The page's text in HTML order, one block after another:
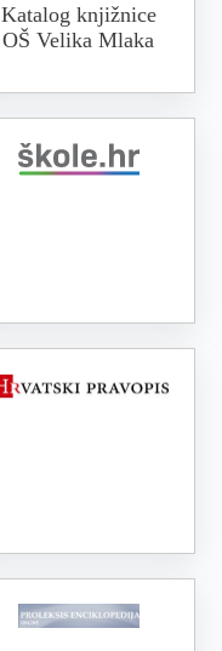
Katalog knjižnice
OŠ Velika Mlaka